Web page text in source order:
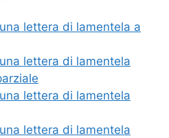
di
di
lettera di lamentela a
lettera di lamentela
lettera di lamentela
lettera di lamentela